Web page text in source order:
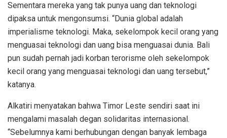
Sementara mereka yang tak punya uang dan teknologi
dipaksa untuk mengonsumsi. “Dunia global adalah
imperialisme teknologi. Maka, sekelompok kecil orang yang
menguasai teknologi dan uang bisa menguasai dunia. Bali
pun sudah pernah jadi korban terorisme oleh sekelompok
kecil orang yang menguasai teknologi dan uang tersebut,”
katanya.
Alkatiri menyatakan bahwa Timor Leste sendiri saat ini
mengalami masalah degan solidaritas internasional.
“Sebelumnya kami berhubungan dengan banyak lembaga